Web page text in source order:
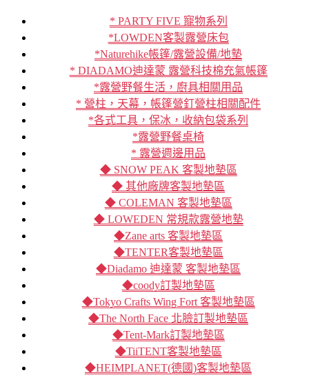
* PARTY FIVE 寵物系列
*LOWDEN客製露營床包
*Naturehike帳篷/露營設備/地墊
* DIADAMO迪達蒙 露營科技棉充氣帳篷
*露營野餐生活，廚具相關用品
* 營柱，天幕，帳篷營釘營柱相關配件
*各式工具，保冰，收納包袋系列
*露營野餐桌椅
* 露營週邊用品
◆ SNOW PEAK 客製地墊區
◆ 其他廠牌客製地墊區
◆ COLEMAN 客製地墊區
◆ LOWEDEN 常規款露營地墊
◆Zane arts 客製地墊區
◆TENTER客製地墊區
◆Diadamo 迪達蒙 客製地墊區
◆coody訂製地墊區
◆Tokyo Crafts Wing Fort 客製地墊區
◆The North Face 北臉訂製地墊區
◆Tent-Mark訂製地墊區
◆TiiTENT客製地墊區
◆HEIMPLANET(德國)客製地墊區